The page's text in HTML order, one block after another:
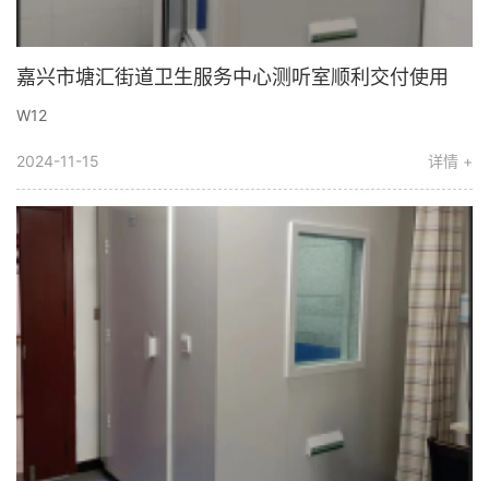
嘉兴市塘汇街道卫生服务中心测听室顺利交付使用
W12
2024-11-15 详情 +